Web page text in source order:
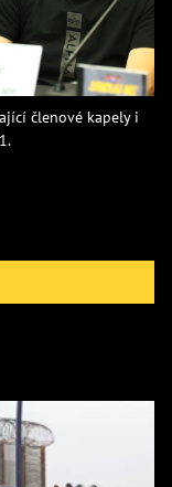
členové kapely i